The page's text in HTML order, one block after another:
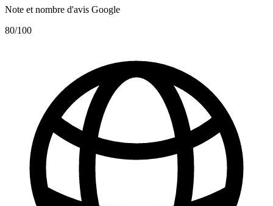
Note et nombre d'avis Google
80/100